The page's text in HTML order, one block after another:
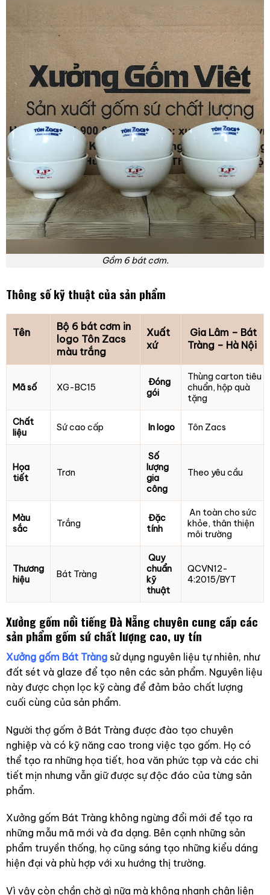
Gồm 6 bát cơm.
Thông số kỹ thuật của sản phẩm
Tên
Bộ 6 bát cơm in
logo Tôn Zacs
màu trắng
Xuất
xứ
Gia Lâm – Bát
Tràng – Hà Nội
Mã số XG-BC15
Đóng
gói
Thùng carton tiêu
chuẩn, hộp quà
tặng
Chất
liệu
Sứ cao cấp In logo Tôn Zacs
Họa
tiết
Trơn
Số
lượng
gia
công
Theo yêu cầu
Màu
sắc
Trắng
Đặc
tính
An toàn cho sức
khỏe, thân thiện
môi trường
Thương
hiệu
Bát Tràng
Quy
chuẩn
kỹ
thuật
QCVN12-
4:2015/BYT
Xưởng gốm nổi tiếng Đà Nẵng chuyên cung cấp các
sản phẩm gốm sứ chất lượng cao, uy tín
Xưởng gốm Bát Tràng sử dụng nguyên liệu tự nhiên, như
đất sét và glaze để tạo nên các sản phẩm. Nguyên liệu
này được chọn lọc kỹ càng để đảm bảo chất lượng
cuối cùng của sản phẩm.
Người thợ gốm ở Bát Tràng được đào tạo chuyên
nghiệp và có kỹ năng cao trong việc tạo gốm. Họ có
thể tạo ra những họa tiết, hoa văn phức tạp và các chi
tiết mịn nhưng vẫn giữ được sự độc đáo của từng sản
phẩm.
Xưởng gốm Bát Tràng không ngừng đổi mới để tạo ra
những mẫu mã mới và đa dạng. Bên cạnh những sản
phẩm truyền thống, họ cũng sáng tạo những kiểu dáng
hiện đại và phù hợp với xu hướng thị trường.
Vì vậy còn chần chờ gì nữa mà không nhanh chân liên